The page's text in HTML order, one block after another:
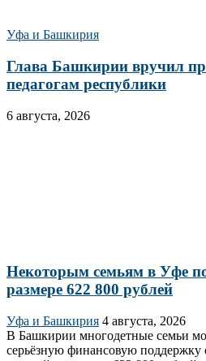
Уфа и Башкирия
Глава Башкирии вручил
педагогам республики
6 августа, 2026
Некоторым семьям в Уфе
размере 622 800 рублей
Уфа и Башкирия 4 августа, 2026
В Башкирии многодетные семьи
серьёзную финансовую поддержку